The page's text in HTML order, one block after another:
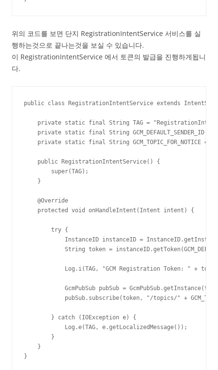
위의 코드를 보면 단지 RegistrationIntentService 서비스를 실
행하는것으로 끝나는것을 보실 수 있습니다.
이 RegistrationIntentService 에서 토큰의 발급을 진행하게됩니
다.
public class RegistrationIntentService extends
private static final String TAG =
private static final String GCM_DEFAULT_SENDER_ID =
private static final String GCM_TOPIC_FOR_NOTICE =
    public RegistrationIntentService() {
        super(TAG);
    }
    @Override
    protected void onHandleIntent(Intent intent) {
        try {
InstanceID instanceID =
String token =
Log.i(TAG, "GCM Registration Token: " +
GcmPubSub pubSub =
pubSub.subscribe(token, "/topics/" +
        } catch (IOException e) {
            Log.e(TAG, e.getLocalizedMessage());
        }
    }
}